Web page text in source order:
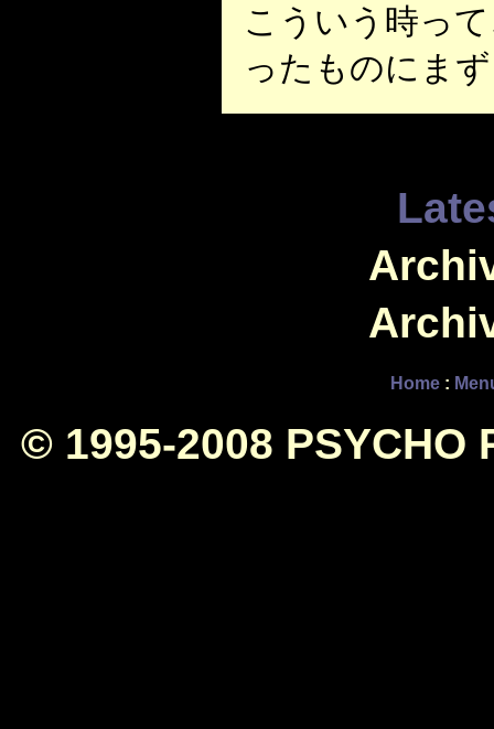
こういう時っ
ったものにま
Home:
© 1995-2008 PSYCHO